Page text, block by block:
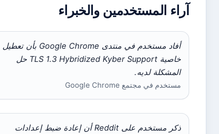
المستخدمين والخبراء
أفاد مستخدم في منتدى Google Chrome بأن تعطيل
خاصية TLS 1.3 Hybridized Kyber Support حل
المشكلة لديه.
مستخدم في مجتمع Google Chrome
ذكر مستخدم على Reddit أن إعادة ضبط إعدادات